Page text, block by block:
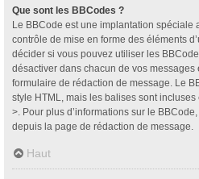
Que sont les BBCodes ?
Le BBCode est une implantation spéciale
contrôle de mise en forme des éléments
décider si vous pouvez utiliser les
désactiver dans chacun de vos messages
formulaire de rédaction de message. Le
style HTML, mais les balises sont
>. Pour plus d’informations sur le
depuis la page de rédaction de message.
Haut